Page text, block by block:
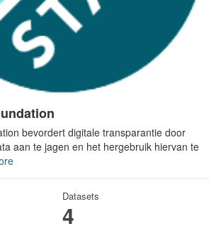
bevordert digitale transparantie door
aan te jagen en het hergebruik hiervan te
Datasets
4